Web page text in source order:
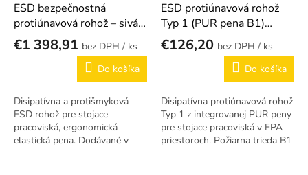
ESD bezpečnostná
protiúnavová rohož – sivá v
role
€1 398,91
/ ks
Do košíka
Disipatívna a protišmyková
ESD rohož pre stojace
pracoviská, ergonomická
elastická pena. Dodávané v
role – možnosť odrezať
ESD protiúnavová rohož
Typ 1 (PUR pena B1)
(rozmery podľa želania
zákazníka)
€126,20
/ ks
Do košíka
Disipatívna protiúnavová rohož
Typ 1 z integrovanej PUR peny
pre stojace pracoviská v EPA
priestoroch. Požiarna trieda B1
(rozmery podľa želania